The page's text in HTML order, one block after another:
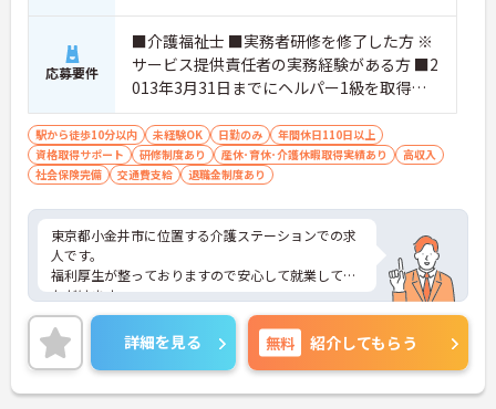
応募要件
■介護福祉士 ■実務者研修を修了した方 ※
サービス提供責任者の実務経験がある方 ■2
013年3月31日までにヘルパー1級を取得も
しくは介護職員基礎研修を修了した方 ■パ
ソコンの基本操作（ワード、エクセル）が
できる方
駅から徒歩10分以内 未経験OK 日勤のみ
年間休日110日以上
資格取得サポート
研修制度あり 産休･育休･介護休暇取得実績あり
高収入
社会保険完備
交通費支給 退職金制度あり
東京都小金井市に位置する介護ステーションでの求
人です。
福利厚生が整っておりますので安心して就業してい
ただけます。
年間休日110日、残業もほとんどありませんので、
メリハリつけてご就業いただけます。
ご興味のある方はお気軽にお問い合わせ下さい。
詳細を見る 無料 紹介してもらう